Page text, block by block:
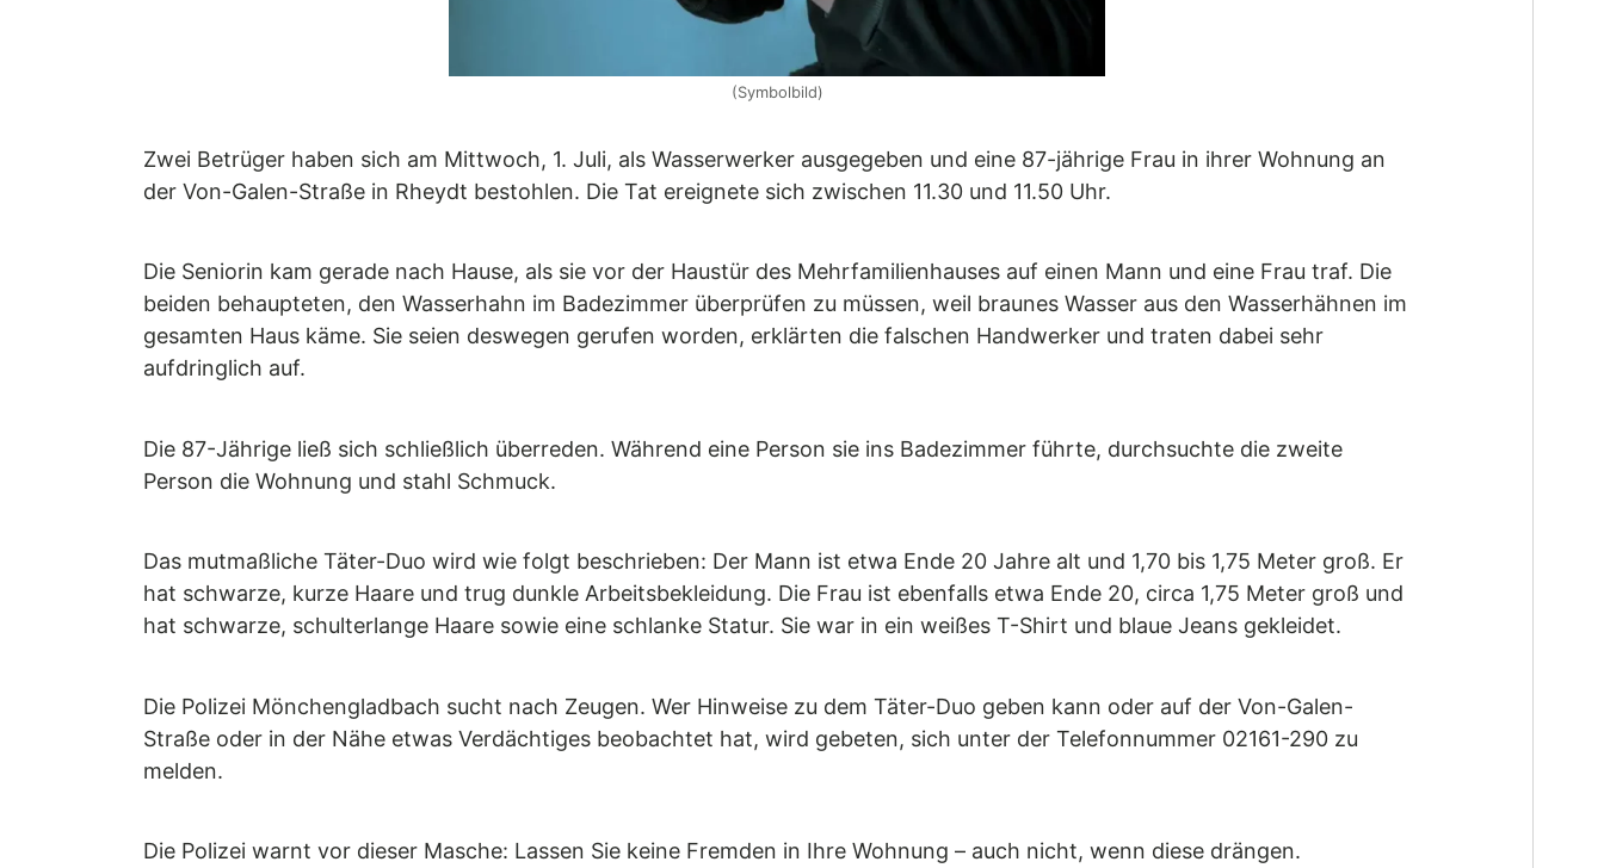
(Symbolbild)
Zwei Betrüger haben sich am Mittwoch, 1. Juli, als Wasserwerker ausgegeben und eine 87-jährige Frau in ihrer Wohnung an
der Von-Galen-Straße in Rheydt bestohlen. Die Tat ereignete sich zwischen 11.30 und 11.50 Uhr.
Die Seniorin kam gerade nach Hause, als sie vor der Haustür des Mehrfamilienhauses auf einen Mann und eine Frau traf. Die
beiden behaupteten, den Wasserhahn im Badezimmer überprüfen zu müssen, weil braunes Wasser aus den Wasserhähnen im
gesamten Haus käme. Sie seien deswegen gerufen worden, erklärten die falschen Handwerker und traten dabei sehr
aufdringlich auf.
Die 87-Jährige ließ sich schließlich überreden. Während eine Person sie ins Badezimmer führte, durchsuchte die zweite
Person die Wohnung und stahl Schmuck.
Das mutmaßliche Täter-Duo wird wie folgt beschrieben: Der Mann ist etwa Ende 20 Jahre alt und 1,70 bis 1,75 Meter groß. Er
hat schwarze, kurze Haare und trug dunkle Arbeitsbekleidung. Die Frau ist ebenfalls etwa Ende 20, circa 1,75 Meter groß und
hat schwarze, schulterlange Haare sowie eine schlanke Statur. Sie war in ein weißes T-Shirt und blaue Jeans gekleidet.
Die Polizei Mönchengladbach sucht nach Zeugen. Wer Hinweise zu dem Täter-Duo geben kann oder auf der Von-Galen-
Straße oder in der Nähe etwas Verdächtiges beobachtet hat, wird gebeten, sich unter der Telefonnummer 02161-290 zu
melden.
Die Polizei warnt vor dieser Masche: Lassen Sie keine Fremden in Ihre Wohnung – auch nicht, wenn diese drängen.